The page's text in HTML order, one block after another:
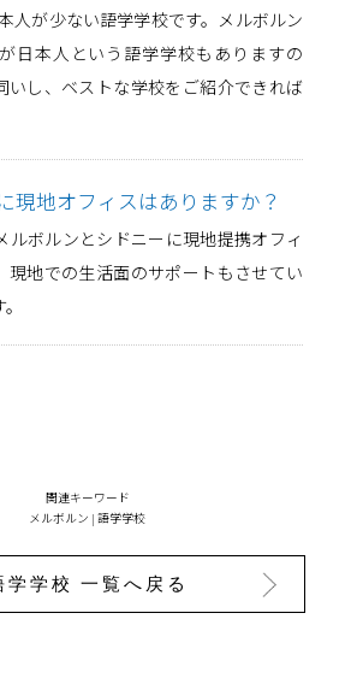
人が少ない語学学校です。メルボルン
日本人という語学学校もありますの
いし、ベストな学校をご紹介できれば
現地オフィスはありますか？
ルボルンとシドニーに現地提携オフィ
現地での生活面のサポートもさせてい
関連キーワード
メルボルン |語学学校
学学校 一覧へ戻る